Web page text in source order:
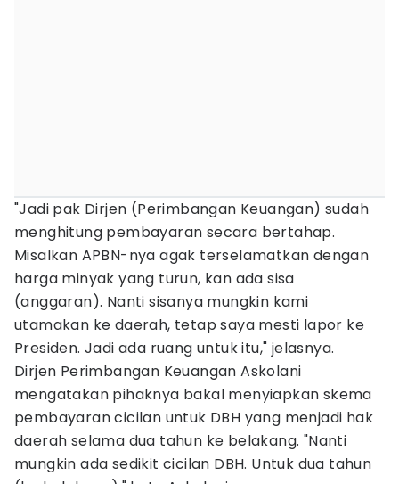
"Jadi pak Dirjen (Perimbangan Keuangan) sudah
menghitung pembayaran secara bertahap.
Misalkan APBN-nya agak terselamatkan dengan
harga minyak yang turun, kan ada sisa
(anggaran). Nanti sisanya mungkin kami
utamakan ke daerah, tetap saya mesti lapor ke
Presiden. Jadi ada ruang untuk itu," jelasnya.
Dirjen Perimbangan Keuangan Askolani
mengatakan pihaknya bakal menyiapkan skema
pembayaran cicilan untuk DBH yang menjadi hak
daerah selama dua tahun ke belakang. "Nanti
mungkin ada sedikit cicilan DBH. Untuk dua tahun